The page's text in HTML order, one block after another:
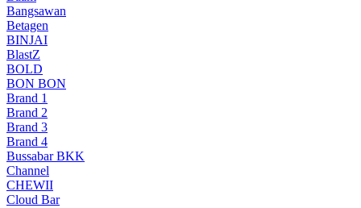
Bangsawan
Betagen
BINJAI
BlastZ
BOLD
BON BON
Brand 1
Brand 2
Brand 3
Brand 4
Bussabar BKK
Channel
CHEWII
Cloud Bar